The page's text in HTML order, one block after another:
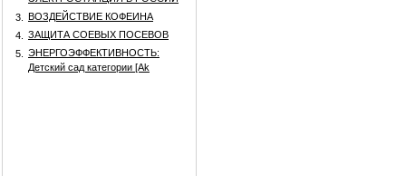
3.
ВОЗДЕЙСТВИЕ КОФЕИНА
4.
ЗАЩИТА СОЕВЫХ ПОСЕВОВ
5.
ЭНЕРГОЭФФЕКТИВНОСТЬ:
Детский сад категории [Аk